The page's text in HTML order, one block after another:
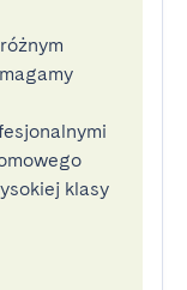
klasy